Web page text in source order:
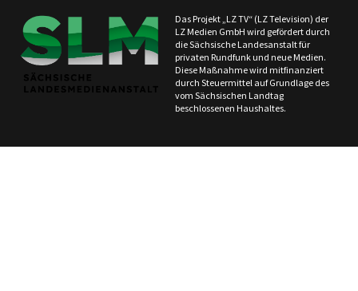
Das Projekt „LZ TV“ (LZ Television) der
LZ Medien GmbH wird gefördert durch
die Sächsische Landesanstalt für
privaten Rundfunk und neue Medien.
Diese Maßnahme wird mitfinanziert
durch Steuermittel auf Grundlage des
vom Sächsischen Landtag
beschlossenen Haushaltes.